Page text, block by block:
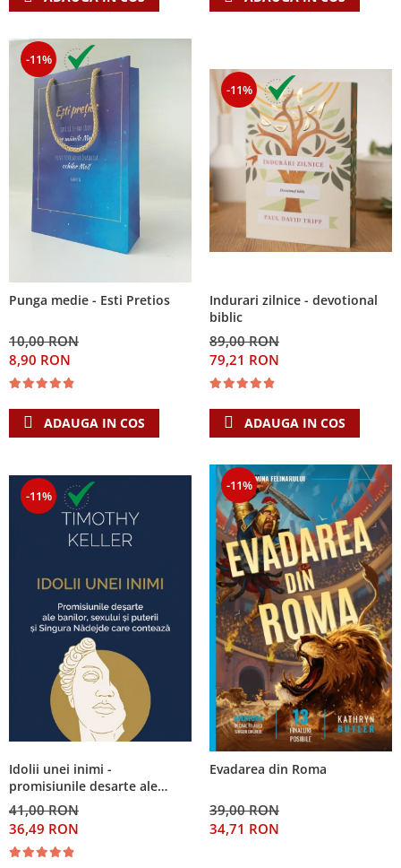
-11%
Punga medie - Esti Pretios
10,00 RON
8,90 RON
ADAUGA IN COS
-11%
Indurari zilnice - devotional
biblic
89,00 RON
79,21 RON
ADAUGA IN COS
-11%
Idolii unei inimi -
promisiunile desarte ale
banilor, sexului si puterii si
Singura Nadejde care
conteaza
41,00 RON
36,49 RON
-11%
Evadarea din Roma
39,00 RON
34,71 RON